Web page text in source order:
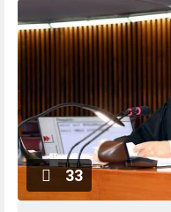
33